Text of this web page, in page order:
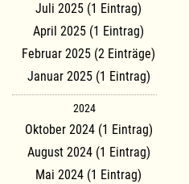
Juli 2025 (1 Eintrag)
April 2025 (1 Eintrag)
Februar 2025 (2 Einträge)
Januar 2025 (1 Eintrag)
2024
Oktober 2024 (1 Eintrag)
August 2024 (1 Eintrag)
Mai 2024 (1 Eintrag)